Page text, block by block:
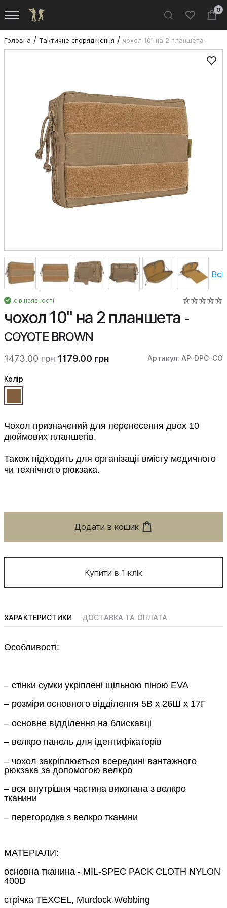
0
Головна Тактичне спорядження чохол 10" на 2 планшета
Всі
є в наявності
чохол 10" на 2 планшета -
COYOTE BROWN
1473.00 грн 1179.00 грн Артикул: AP-DPC-CO
Чохол призначений для перенесення двох 10
дюймових планшетів.
Також підходить для організації вмісту медичного
чи технічного рюкзака.
Колiр
Додати в кошик
Купити в 1 клік
ХАРАКТЕРИСТИКИ ДОСТАВКА ТА ОПЛАТА
Особливості:
– стінки сумки укріплені щільною піною EVA
– розміри основного відділення 5В х 26Ш х 17Г
– основне відділення на блискавці
– велкро панель для ідентифікаторів
– чохол закріплюється всередині вантажного
рюкзака за допомогою велкро
– вся внутрішня частина виконана з велкро
тканини
– перегородка з велкро тканини
МАТЕРІАЛИ:
основна тканина - MIL-SPEC PACK CLOTH NYLON
400D
стрічка TEXСEL, Murdock Webbing